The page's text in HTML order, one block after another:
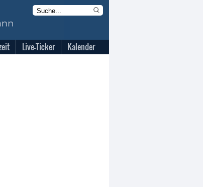
Live-Ticker Kalender